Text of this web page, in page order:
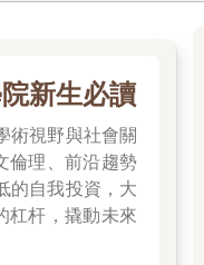
新生必讀
術視野與社會關
倫理、前沿趨勢
的自我投資，大
杠杆，撬動未來